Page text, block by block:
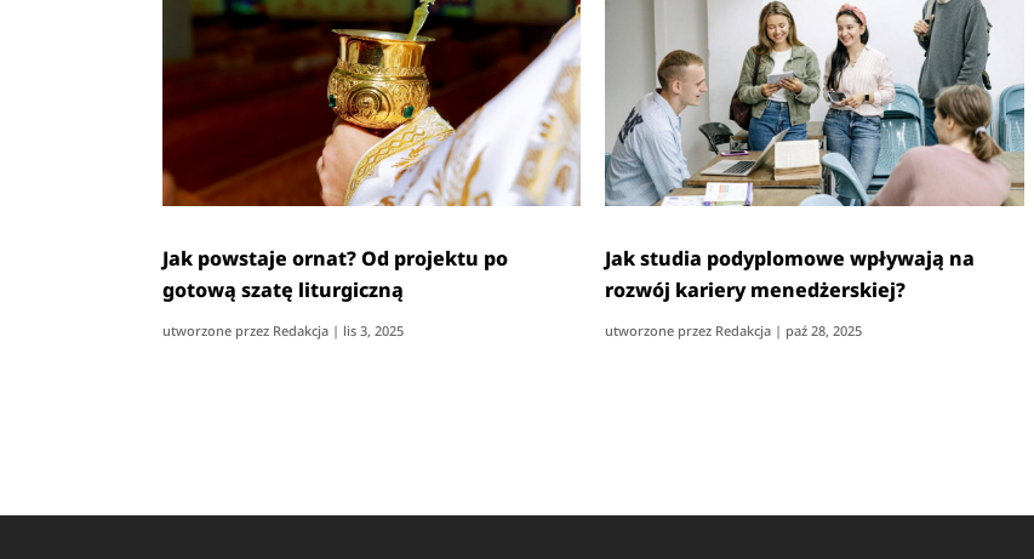
Jak powstaje ornat? Od projektu po
gotową szatę liturgiczną
utworzone przez Redakcja | lis 3, 2025
Jak studia podyplomowe wpływają na
rozwój kariery menedżerskiej?
utworzone przez Redakcja | paź 28, 2025